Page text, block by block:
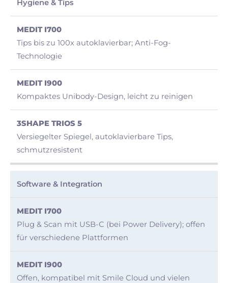
Hygiene & Tips
Tips bis zu 100x autoklavierbar; Anti-Fog-
Technologie
Kompaktes Unibody-Design, leicht zu reinigen
Versiegelter Spiegel, autoklavierbare Tips,
schmutzresistent
Software & Integration
Plug & Scan mit USB-C (bei Power Delivery); offen
für verschiedene Plattformen
Offen, kompatibel mit Smile Cloud und vielen